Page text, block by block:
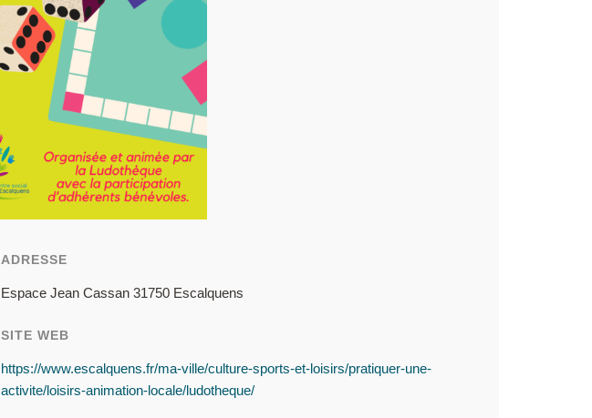
ADRESSE
Espace Jean Cassan 31750 Escalquens
SITE WEB
https://www.escalquens.fr/ma-ville/culture-sports-et-loisirs/pratiquer-une-
activite/loisirs-animation-locale/ludotheque/